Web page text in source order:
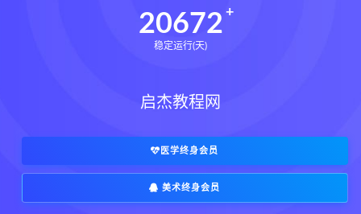
20672
稳定运行(天)
启杰教程网
医学终身会员
美术终身会员